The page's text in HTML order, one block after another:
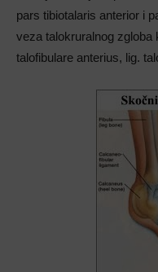
pars tibiotalaris anterior i
veza talokruralnog zgloba
talofibulare anterius, lig.